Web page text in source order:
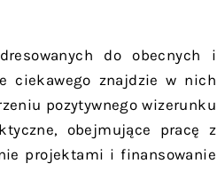
do obecnych i
ciekawego znajdzie w nich
pozytywnego wizerunku
obejmujące pracę z
projektami i finansowanie